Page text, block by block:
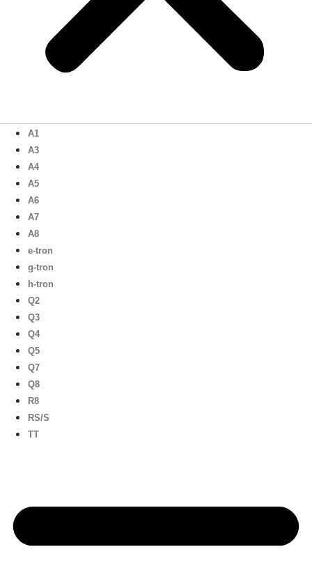
A1
A3
A4
A5
A6
A7
A8
e-tron
g-tron
h-tron
Q2
Q3
Q4
Q5
Q7
Q8
R8
RS/S
TT